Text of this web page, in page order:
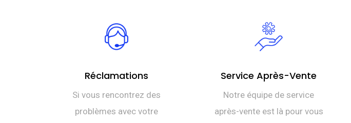
Réclamations
Si vous rencontrez des
problèmes avec votre
Service Après-Vente
Notre équipe de service
après-vente est là pour vous